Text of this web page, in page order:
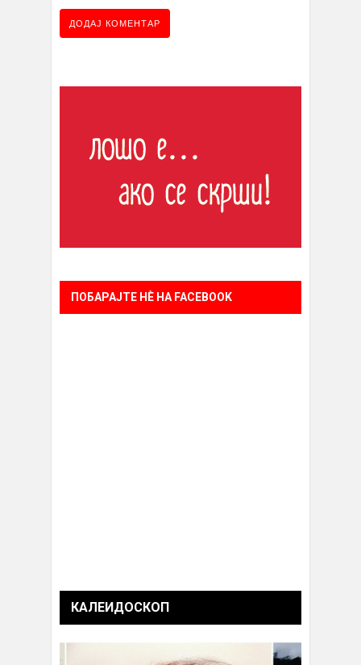
ПОБАРАЈТЕ НÈ НА FACEBOOK
КАЛЕИДОСКОП